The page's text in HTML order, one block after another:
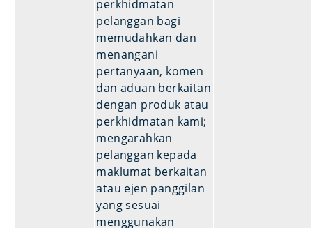
perkhidmatan
pelanggan bagi
memudahkan dan
menangani
pertanyaan, komen
dan aduan berkaitan
dengan produk atau
perkhidmatan kami;
mengarahkan
pelanggan kepada
maklumat berkaitan
atau ejen panggilan
yang sesuai
menggunakan